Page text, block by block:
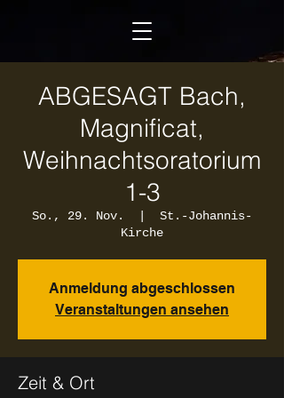
ABGESAGT Bach,
Magnificat,
Weihnachtsoratorium
1-3
So., 29. Nov.
St.-Johannis-
Kirche
Anmeldung abgeschlossen
Veranstaltungen ansehen
Zeit & Ort